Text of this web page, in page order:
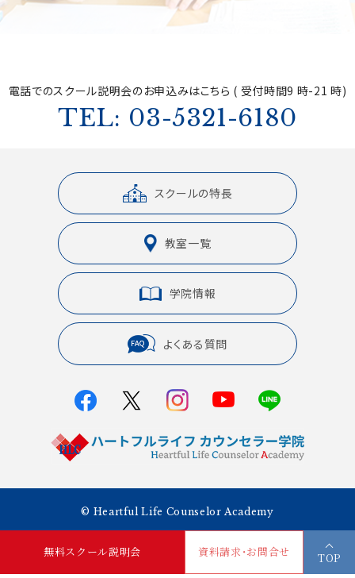
無料スクール説明会 資料請求・お問合せ TOP
電話でのスクール説明会のお申込みはこちら ( 受付時間9 時-21 時)
TEL: 03-5321-6180
スクールの特長
教室一覧
学院情報
よくある質問
© Heartful Life Counselor Academy